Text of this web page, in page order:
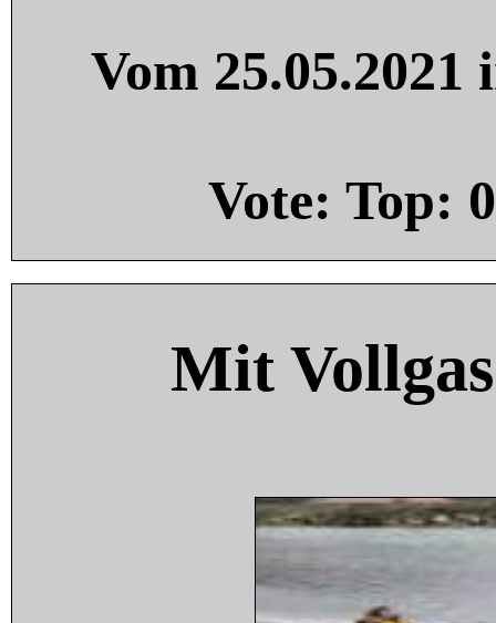
Vom
Vote: Top: 0
Mit